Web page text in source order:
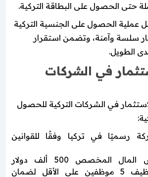
حتى الحصول على البطاقة التركية.
عملية الحصول على الجنسية التركية
سلسة وآمنة، وتضمن استقرار
الطويل.
في الشركات
في الشركات التركية للحصول
رسميًا في تركيا وفقًا للقوانين
استثمار رأس المال المخصص 500 ألف دولار
أمريكي، وتوظيف 5 موظفين على الأقل لضمان